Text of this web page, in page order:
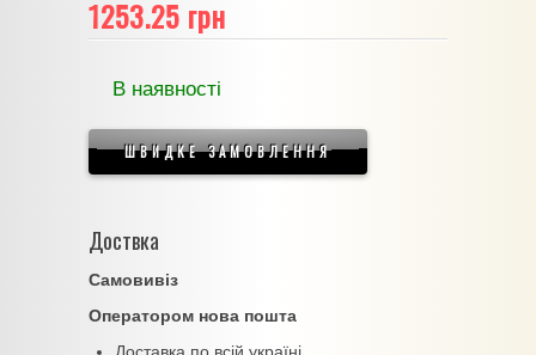
1253.25 грн
В наявності
ШВИДКЕ ЗАМОВЛЕННЯ
Доствка
Самовивіз
Оператором нова пошта